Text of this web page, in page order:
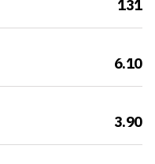
131
6.10
3.90